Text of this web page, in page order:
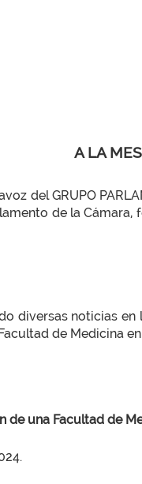
A LA
del GRUPO
de la
diversas noticias
de Medicina
de una Facultad de